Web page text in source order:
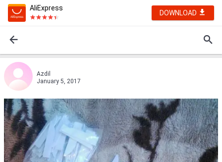
AliExpress
DOWNLOAD
Azdil
January 5, 2017